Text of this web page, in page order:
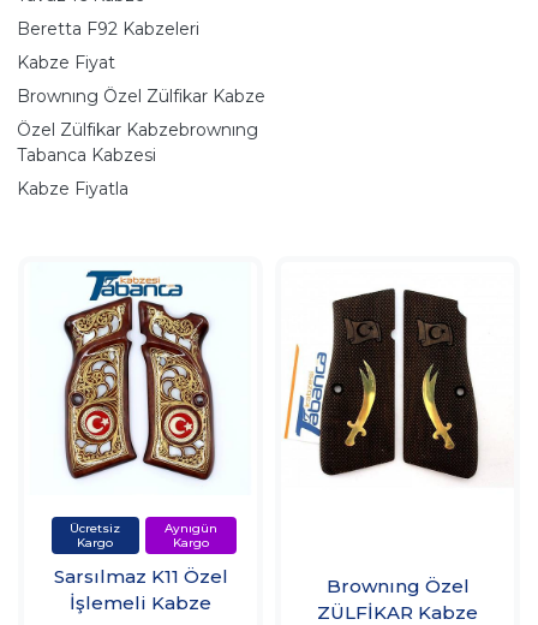
Beretta F92 Kabzeleri
Kabze Fiyat
Brownıng Özel Zülfikar Kabze
Özel Zülfikar Kabzebrownıng
Tabanca Kabzesi
Kabze Fiyatla
Sarsılmaz K11 Özel
İşlemeli Kabze
Brownıng Özel
ZÜLFİKAR Kabze